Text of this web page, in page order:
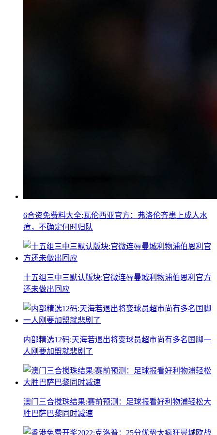
6合资免费料大全:瓦伦西亚官方：弗洛伦齐患上成人水
痘，不确定何时归队
十五组三中三默认版块:官微连辱曼城利物浦伯恩利官方
还未做出回应
内部精选12码:天海若退出将变球员超市尚有多名国脚一
人刚要加盟就悲剧了
澳门三合搅珠结果:赛前预测：足球报看好利物浦轻松大
胜巴萨巴黎同时减速